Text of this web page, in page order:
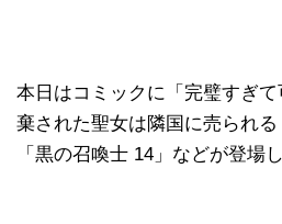
本日はコミックに「完璧すぎ
棄された聖女は隣国に売られる
「黒の召喚士 14」などが登場